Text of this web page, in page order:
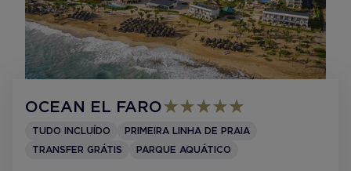
OCEAN EL FARO
TUDO INCLUÍDO
PRIMEIRA LINHA DE PRAIA
TRANSFER GRÁTIS
PARQUE AQUÁTICO